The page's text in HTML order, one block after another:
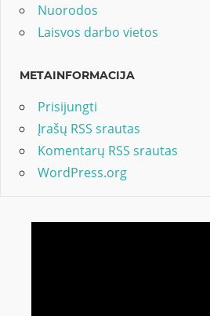
Nuorodos
Laisvos darbo vietos
METAINFORMACIJA
Prisijungti
Įrašų RSS srautas
Komentarų RSS srautas
WordPress.org